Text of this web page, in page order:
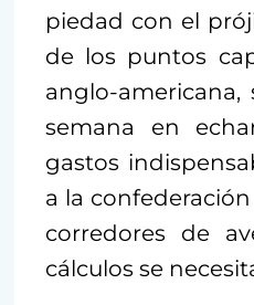
piedad con el
de los puntos
anglo-
semana en
gastos
a la
corredores de
cálculos se